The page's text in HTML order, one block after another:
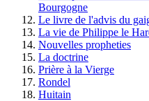
Bourgogne
Le livre de l'advis du
La vie de Philippe le
Nouvelles propheties
La doctrine
Prière à la Vierge
Rondel
Huitain